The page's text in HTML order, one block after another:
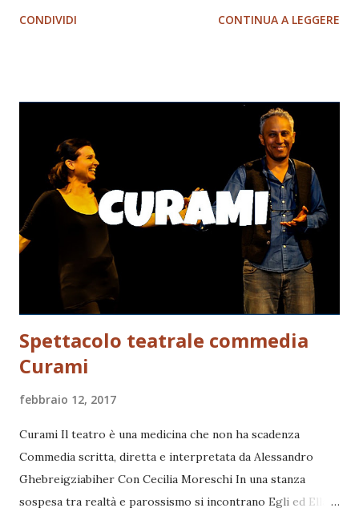
mondi, l'Africa e l'Europa, da un padre nero e una madre
condizione come naturale, scoprendo i vantaggi e le
ricchezze nel nutrirsi di più culture. Dal teatro al libro e
ritorno : lo spettacolo ha esordito nel 1999 come
spettacolo di narrazione a Roma e da allora è stato portato
in scena in molte città italiane, tra cui Torino, Trento,
Bologna e Taranto. Nel 2002 il testo è stato pubblicato da
Lapis Edizioni come libro illustrato per ragazzi. Nel 2003 è
stato premiato dall...
CONDIVIDI CONTINUA A LEGGERE
Spettacolo teatrale commedia
Curami
febbraio 12, 2017
Curami Il teatro è una medicina che non ha scadenza
Commedia scritta, diretta e interpretata da Alessandro
Ghebreigziabiher Con Cecilia Moreschi In una stanza
sospesa tra realtà e parossismo si incontrano Egli ed Ella .